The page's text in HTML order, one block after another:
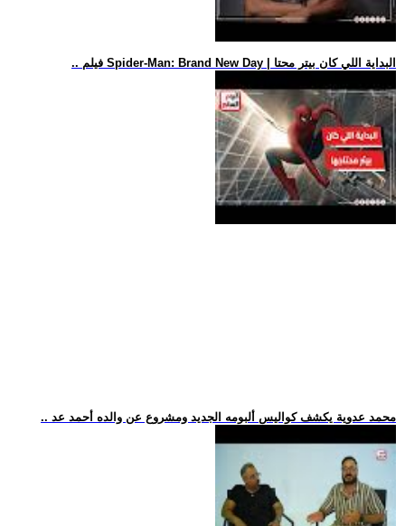
.. فيلم Spider-Man: Brand New Day | البداية اللي كان بيتر محتا
.. محمد عدوية يكشف كواليس ألبومه الجديد ومشروع عن والده أحمد عد